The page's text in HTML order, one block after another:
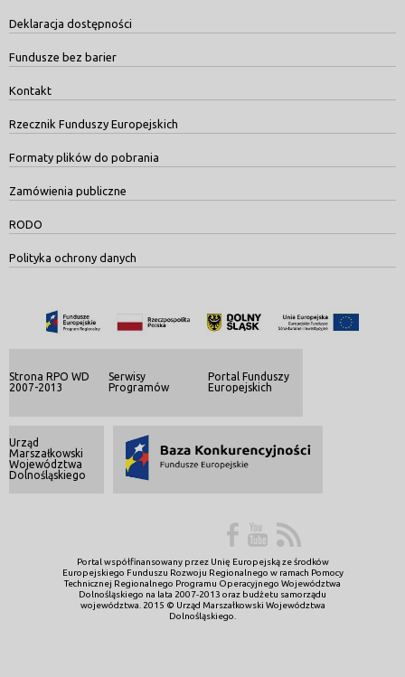
Deklaracja dostępności
Fundusze bez barier
Kontakt
Rzecznik Funduszy Europejskich
Formaty plików do pobrania
Zamówienia publiczne
RODO
Polityka ochrony danych
Strona RPO WD
2007-2013
Serwisy
Programów
Portal Funduszy
Europejskich
Urząd
Marszałkowski
Województwa
Dolnośląskiego
Portal współfinansowany przez Unię Europejską ze środków
Europejskiego Funduszu Rozwoju Regionalnego w ramach Pomocy
Technicznej Regionalnego Programu Operacyjnego Województwa
Dolnośląskiego na lata 2007-2013 oraz budżetu samorządu
województwa. 2015 © Urząd Marszałkowski Województwa
Dolnośląskiego.